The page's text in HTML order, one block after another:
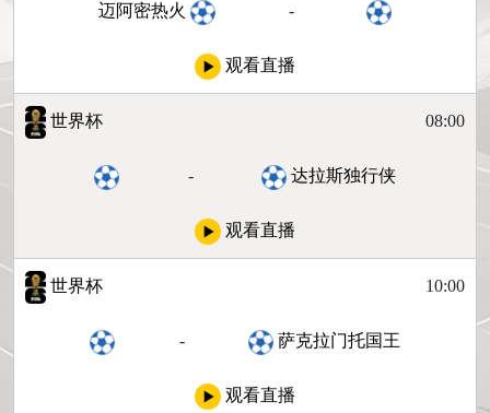
迈阿密热火 -
观看直播
世界杯 08:00
- 达拉斯独行侠
观看直播
世界杯 10:00
- 萨克拉门托国王
观看直播